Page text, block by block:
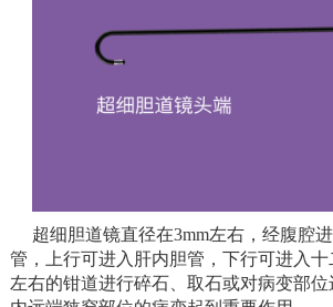
超细胆道镜直径在3mm左右，经腹腔
管，上行可进入肝内胆管，下行可进入十
左右的钳道进行碎石、取石或对病变部